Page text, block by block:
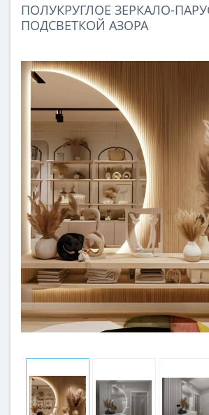
ПОЛУКРУГЛОЕ ЗЕРКАЛО-
ПОДСВЕТКОЙ АЗОРА